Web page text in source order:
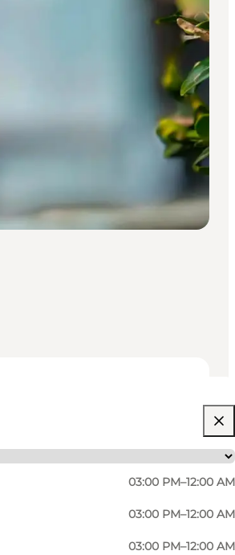
03:00 PM–12:00 AM
03:00 PM–12:00 AM
03:00 PM–12:00 AM